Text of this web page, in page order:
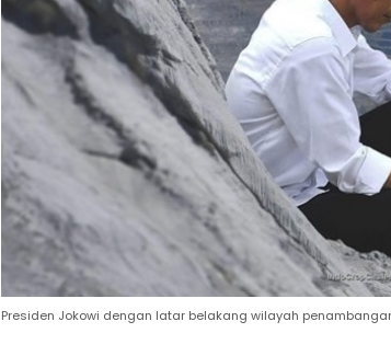
Presiden Jokowi dengan latar belakang wilayah